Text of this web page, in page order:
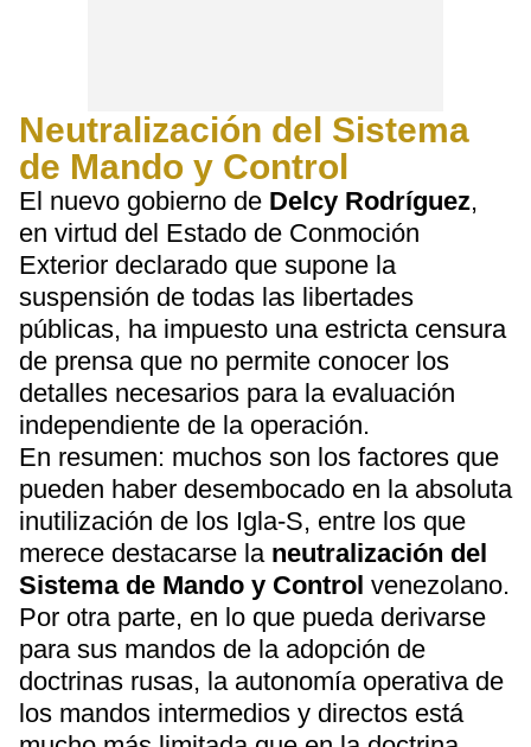
Neutralización del Sistema
de Mando y Control
El nuevo gobierno de Delcy Rodríguez,
en virtud del Estado de Conmoción
Exterior declarado que supone la
suspensión de todas las libertades
públicas, ha impuesto una estricta censura
de prensa que no permite conocer los
detalles necesarios para la evaluación
independiente de la operación.
En resumen: muchos son los factores que
pueden haber desembocado en la absoluta
inutilización de los Igla-S, entre los que
merece destacarse la neutralización del
Sistema de Mando y Control venezolano.
Por otra parte, en lo que pueda derivarse
para sus mandos de la adopción de
doctrinas rusas, la autonomía operativa de
los mandos intermedios y directos está